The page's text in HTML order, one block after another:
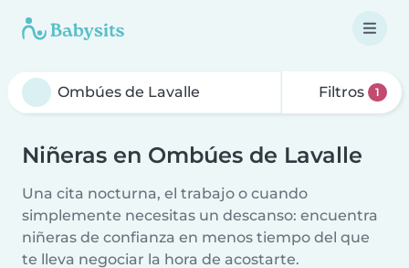
Filtros 1
Niñeras en Ombúes de Lavalle
Una cita nocturna, el trabajo o cuando
simplemente necesitas un descanso: encuentra
niñeras de confianza en menos tiempo del que
te lleva negociar la hora de acostarte.